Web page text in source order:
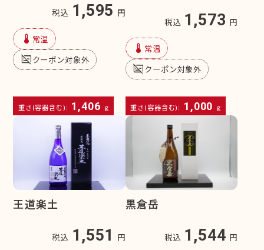
税込 1,595 円
device_thermostat 常温
subtitles_offクーポン対象外
重さ(容器含む): 1,406 g
税込 1,573 円
device_thermostat 常温
subtitles_offクーポン対象外
重さ(容器含む): 1,000 g
王道楽土
税込 1,551 円
黒倉岳
税込 1,544 円